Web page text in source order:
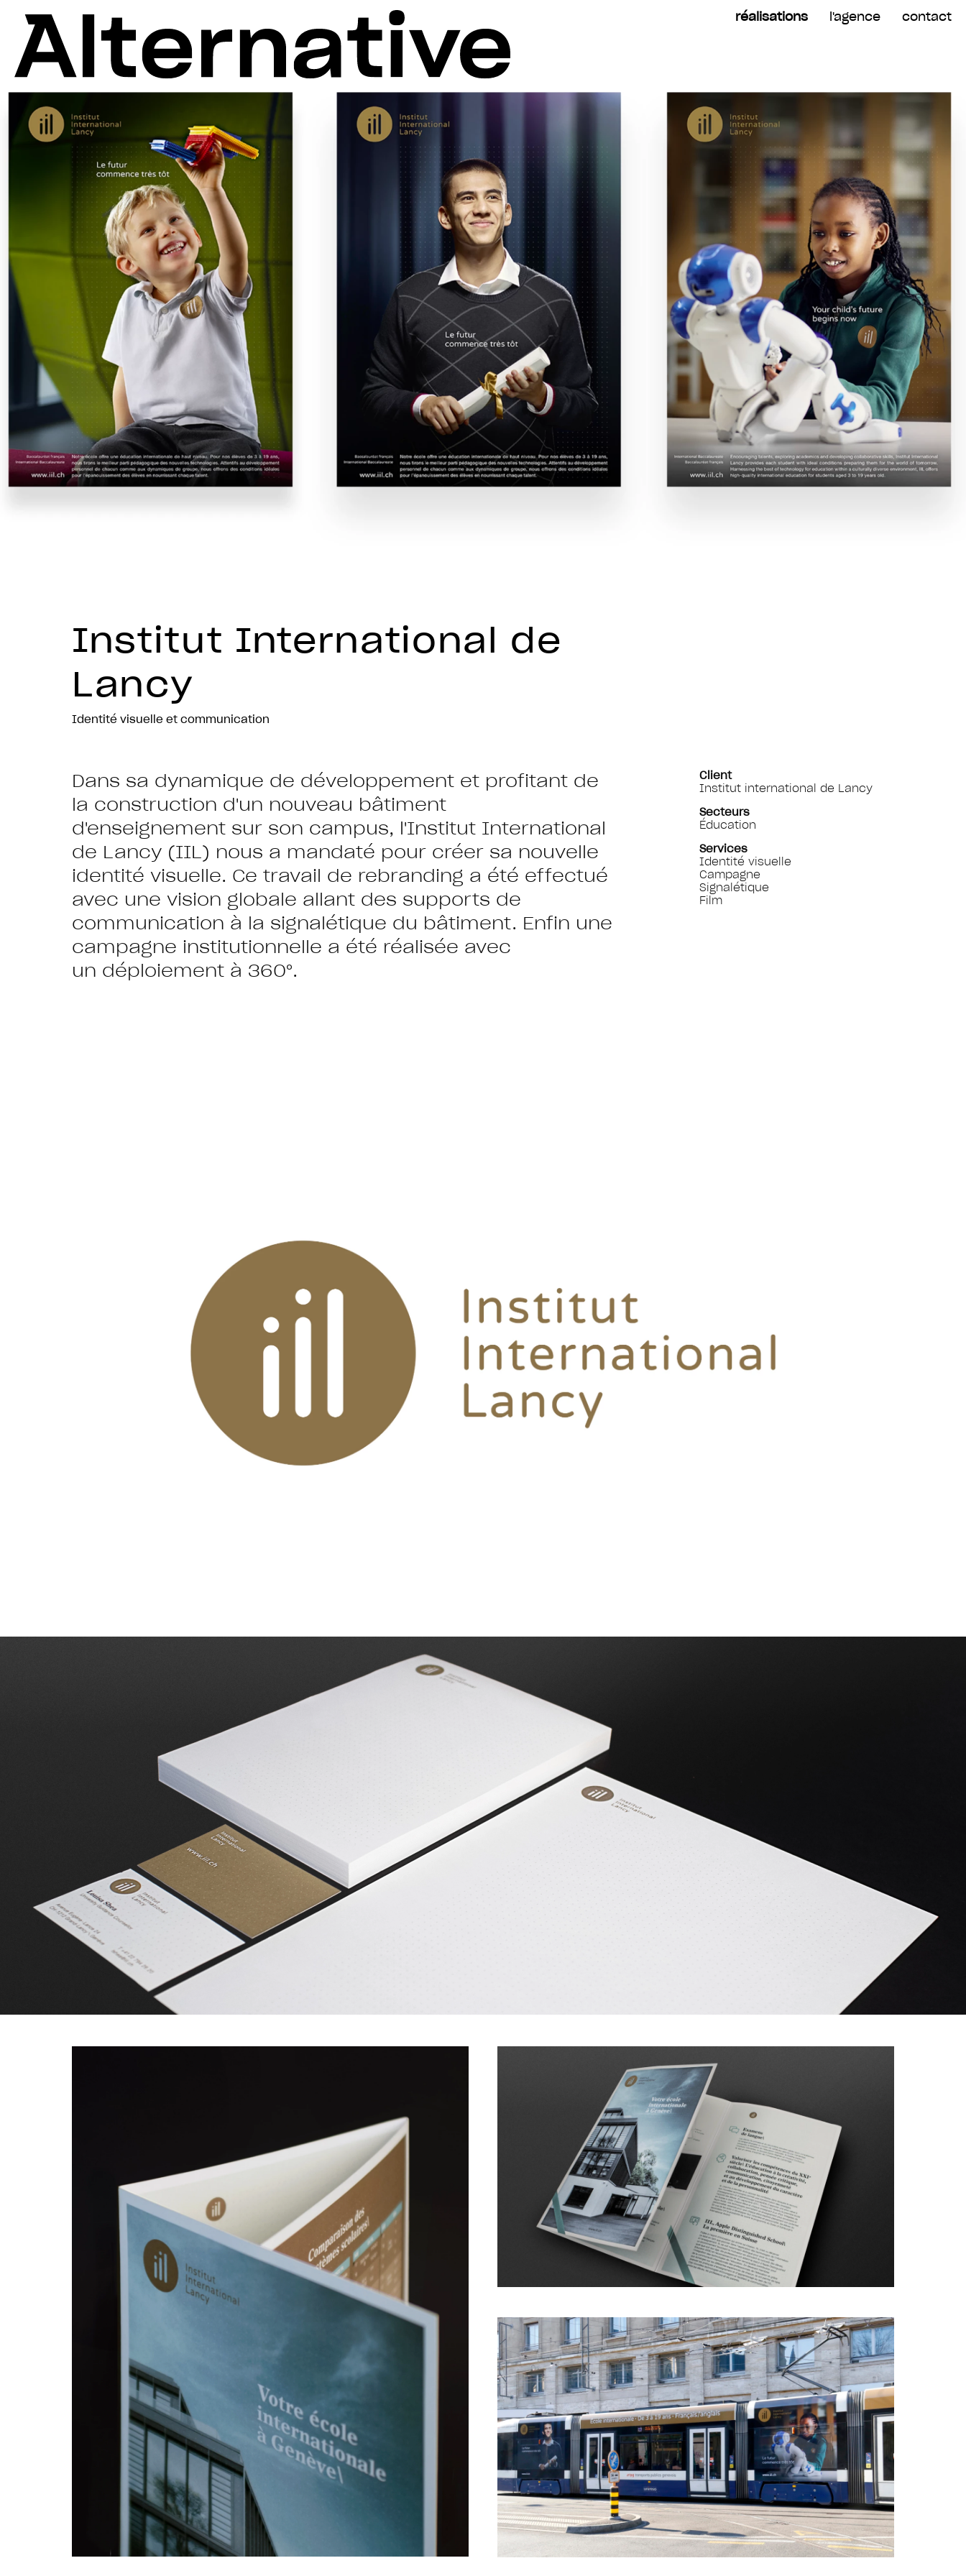
réalisations l'agence contact
Institut International de
Lancy
Identité visuelle et communication
Dans sa dynamique de développement et profitant de
la construction d'un nouveau bâtiment
d'enseignement sur son campus, l'Institut International
de Lancy (IIL) nous a mandaté pour créer sa nouvelle
identité visuelle. Ce travail de rebranding a été effectué
avec une vision globale allant des supports de
communication à la signalétique du bâtiment. Enfin une
campagne institutionnelle a été réalisée avec
un déploiement à 360°.
Client
Institut international de Lancy
Secteurs
Éducation
Services
Identité visuelle
Campagne
Signalétique
Film